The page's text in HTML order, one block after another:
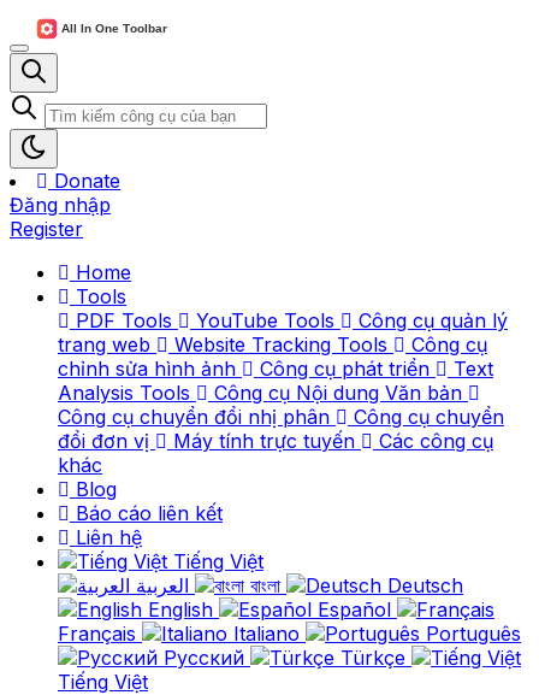
Donate
Đăng nhập
Register
Home
Tools
PDF Tools
YouTube Tools
Công cụ quản lý
trang web
Website Tracking Tools
Công cụ
chỉnh sửa hình ảnh
Công cụ phát triển
Text
Analysis Tools
Công cụ Nội dung Văn bản
Công cụ chuyển đổi nhị phân
Công cụ chuyển
đổi đơn vị
Máy tính trực tuyến
Các công cụ
khác
Blog
Báo cáo liên kết
Liên hệ
Tiếng Việt
বাংলা
Deutsch
English
Español
Français
Italiano
Português
Русский
Türkçe
Tiếng Việt